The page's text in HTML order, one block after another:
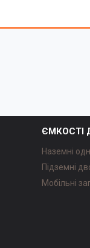
ЄМКОСТІ
Наземні
Підземні
Мобільні